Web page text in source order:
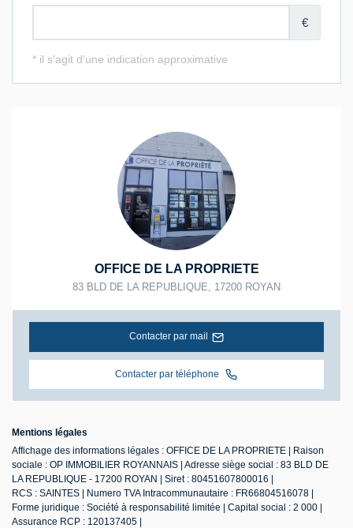
OFFICE DE LA PROPRIETE
83 BLD DE LA REPUBLIQUE, 17200 ROYAN
Contacter par mail
Contacter par téléphone
Mentions légales
Affichage des informations légales : OFFICE DE LA PROPRIETE | Raison
sociale : OP IMMOBILIER ROYANNAIS | Adresse siège social : 83 BLD DE
LA REPUBLIQUE - 17200 ROYAN | Siret : 80451607800016 |
RCS : SAINTES | Numero TVA Intracommunautaire : FR66804516078 |
Forme juridique : Société à responsabilité limitée | Capital social : 2 000 |
Assurance RCP : 120137405 |